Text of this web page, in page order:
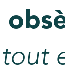
tout